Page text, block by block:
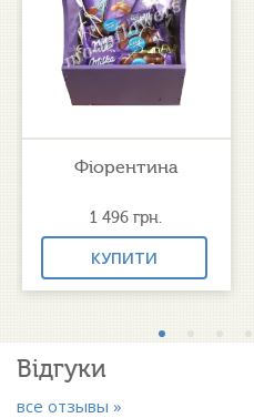
Фіорентина
1 496грн.
КУПИТИ
Відгуки
все отзывы »